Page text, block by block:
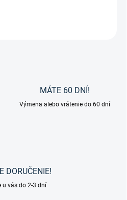
MÁTE 60 DNÍ!
Výmena alebo vrátenie do 60 dní
DORUČENIE!
u vás do 2-3 dní